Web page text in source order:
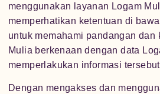
menggunakan layanan Logam
memperhatikan ketentuan di
untuk memahami pandangan dan
Mulia berkenaan dengan data
memperlakukan informasi
Dengan mengakses dan